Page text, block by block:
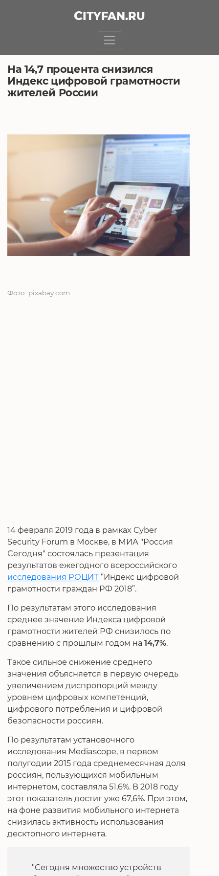
CITYFAN.RU
На 14,7 процента снизился
Индекс цифровой грамотности
жителей России
Фото: pixabay.com
14 февраля 2019 года в рамках Cyber
Security Forum в Москве, в МИА "Россия
Сегодня" состоялась презентация
результатов ежегодного всероссийского
исследования РОЦИТ “Индекс цифровой
грамотности граждан РФ 2018”.
По результатам этого исследования
среднее значение Индекса цифровой
грамотности жителей РФ снизилось по
сравнению с прошлым годом на 14,7%.
Такое сильное снижение среднего
значения объясняется в первую очередь
увеличением диспропорций между
уровнем цифровых компетенций,
цифрового потребления и цифровой
безопасности россиян.
По результатам установочного
исследования Mediascope, в первом
полугодии 2015 года среднемесячная доля
россиян, пользующихся мобильным
интернетом, составляла 51,6%. В 2018 году
этот показатель достиг уже 67,6%. При этом,
на фоне развития мобильного интернета
снизилась активность использования
десктопного интернета.
"Сегодня множество устройств